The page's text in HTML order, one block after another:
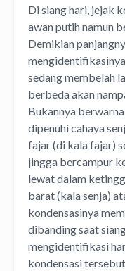
Di siang hari, jejak
awan putih namun
Demikian
sedang membelah
berbeda akan
Bukannya
dipenuhi cahaya
fajar (di kala fajar)
jingga bercampur
lewat dalam
barat (kala senja)
kondensasinya
dibanding saat
mengidentifikasi
kondensasi